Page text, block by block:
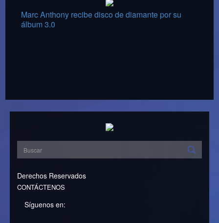
Marc Anthony recibe disco de diamante por su
álbum 3.0
Derechos Reservados
CONTÁCTENOS
Síguenos en: